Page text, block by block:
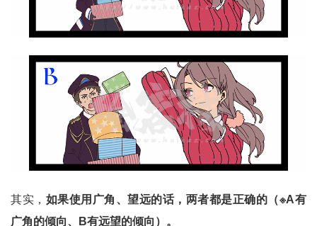
其实， 如果使用广角、望远的话，两者都是正确的（※A有
广角的倾向、B有远望的倾向）。